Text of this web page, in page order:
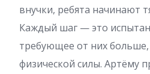
внучки, ребята начинают
Каждый шаг — это
требующее от них
физической силы. Артёму